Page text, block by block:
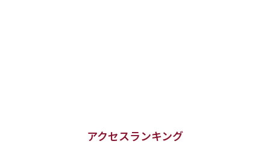
アクセスランキング